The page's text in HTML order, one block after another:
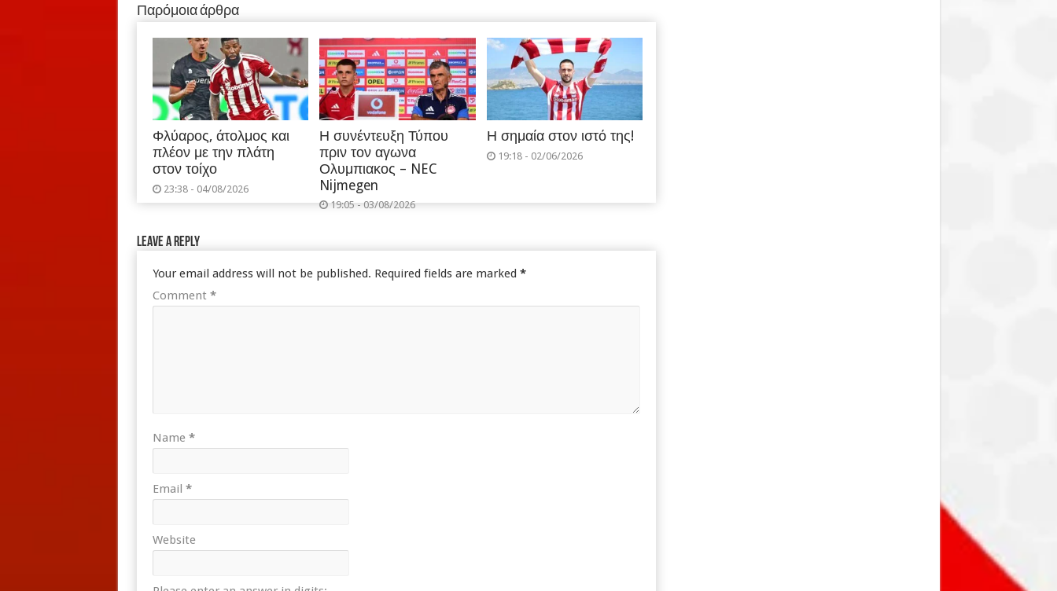
Παρόμοια άρθρα
Φλύαρος, άτολμος και
πλέον με την πλάτη
στον τοίχο
23:38 - 04/08/2026
Η συνέντευξη Τύπου
πριν τον αγωνα
Ολυμπιακος – NEC
Nijmegen
19:05 - 03/08/2026
Η σημαία στον ιστό της!
19:18 - 02/06/2026
Leave a Reply
Your email address will not be published. Required fields are marked *
Comment *
Name *
Email *
Website